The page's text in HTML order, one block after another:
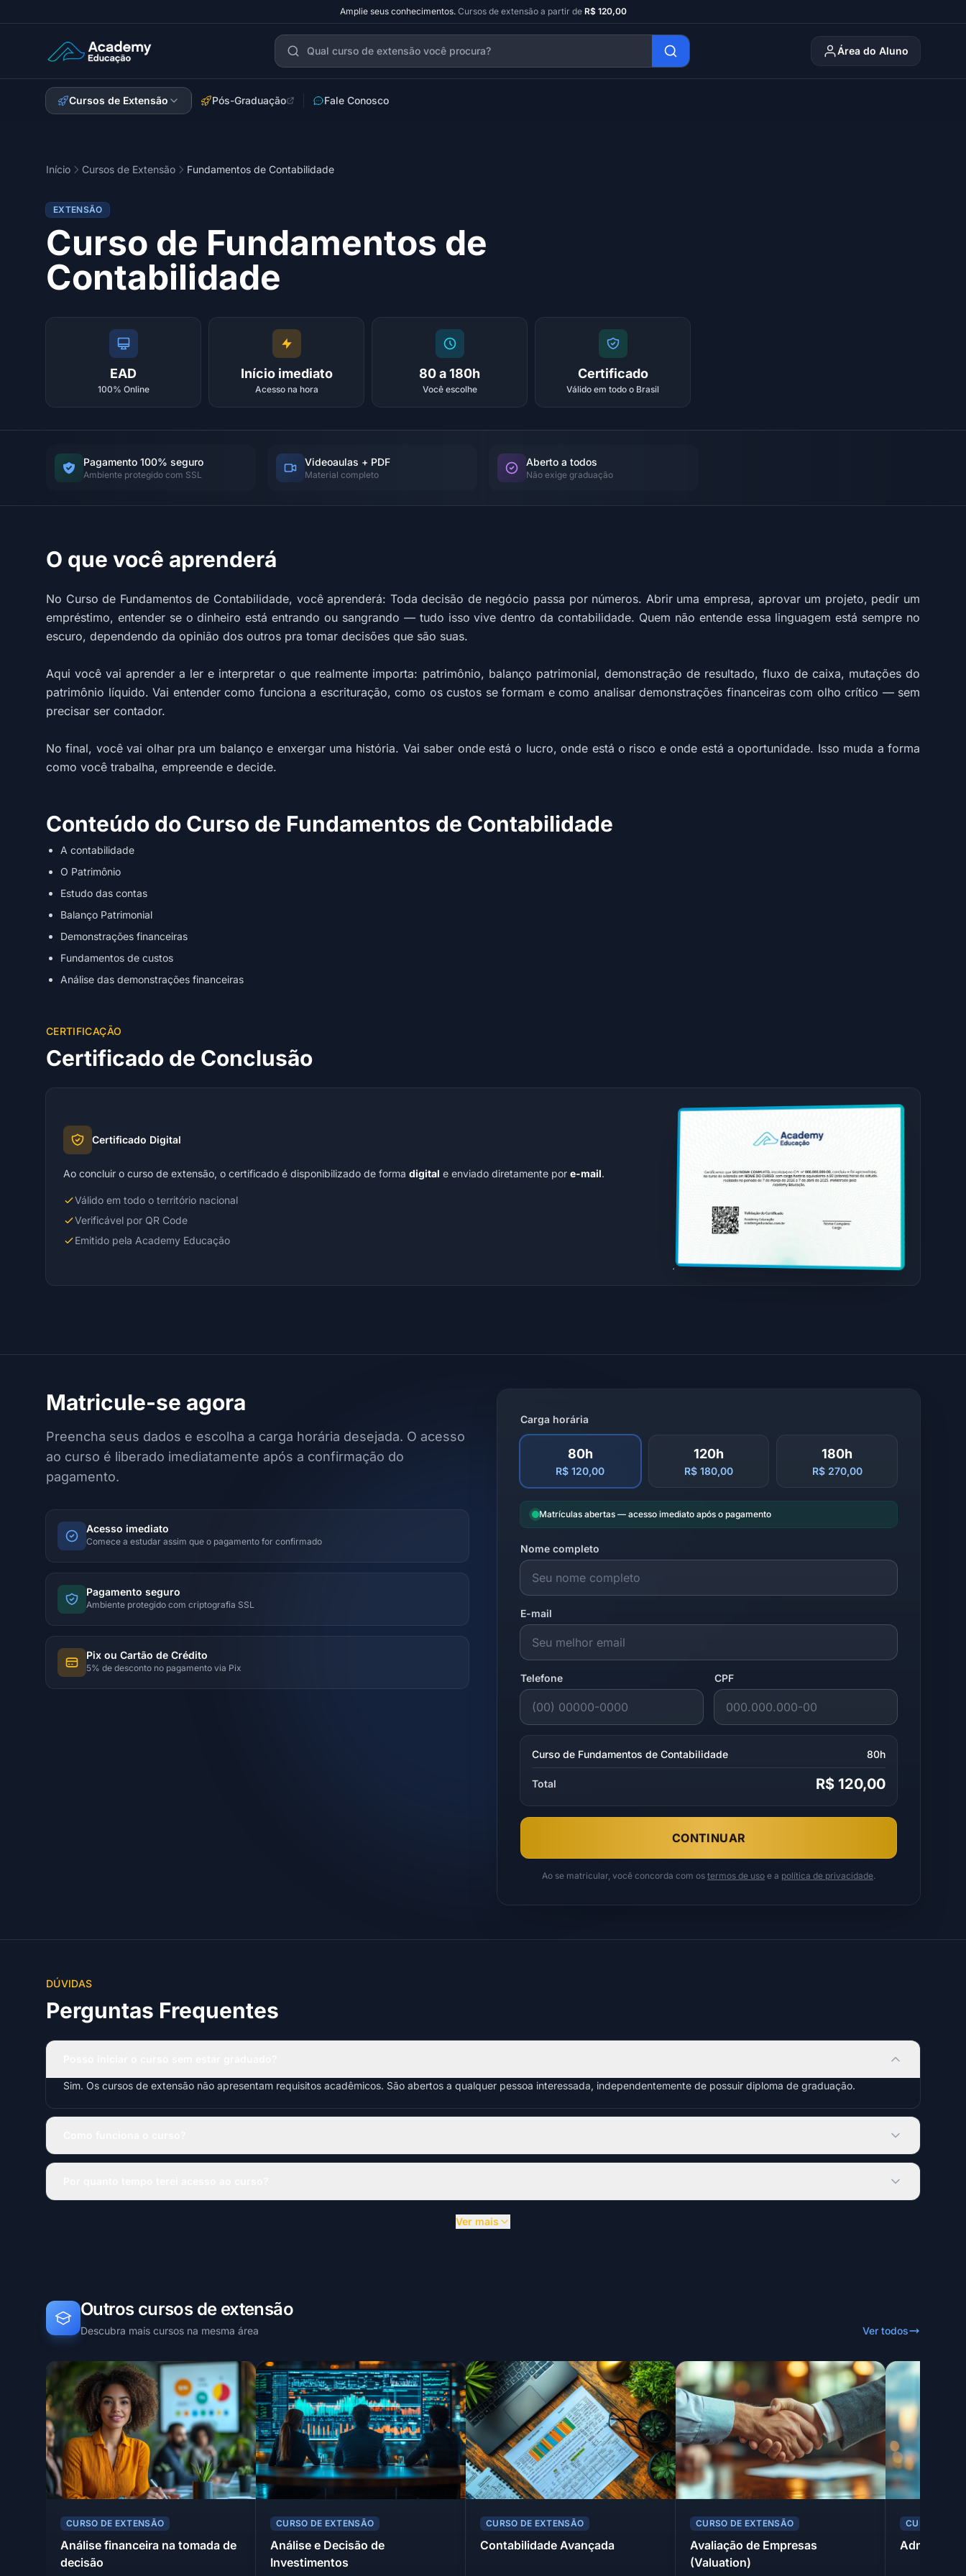
Amplie seus conhecimentos. Cursos de extensão a partir de R$ 120,00
Academy Extensão
Área do Aluno
Cursos de Extensão Pós-Graduação Fale Conosco
Início Cursos de Extensão Fundamentos de Contabilidade
EXTENSÃO
Curso de Fundamentos de
Contabilidade
EAD
100% Online
Início imediato
Acesso na hora
80 a 180h
Você escolhe
Certificado
Válido em todo o Brasil
Pagamento 100% seguro
Ambiente protegido com SSL
Videoaulas + PDF
Material completo
Aberto a todos
Não exige graduação
O que você aprenderá
No Curso de Fundamentos de Contabilidade, você aprenderá: Toda decisão de negócio passa por números. Abrir uma empresa, aprovar um projeto, pedir um
empréstimo, entender se o dinheiro está entrando ou sangrando — tudo isso vive dentro da contabilidade. Quem não entende essa linguagem está sempre no
escuro, dependendo da opinião dos outros pra tomar decisões que são suas.
Aqui você vai aprender a ler e interpretar o que realmente importa: patrimônio, balanço patrimonial, demonstração de resultado, fluxo de caixa, mutações do
patrimônio líquido. Vai entender como funciona a escrituração, como os custos se formam e como analisar demonstrações financeiras com olho crítico — sem
precisar ser contador.
No final, você vai olhar pra um balanço e enxergar uma história. Vai saber onde está o lucro, onde está o risco e onde está a oportunidade. Isso muda a forma
como você trabalha, empreende e decide.
Conteúdo do Curso de Fundamentos de Contabilidade
A contabilidade
O Patrimônio
Estudo das contas
Balanço Patrimonial
Demonstrações financeiras
Fundamentos de custos
Análise das demonstrações financeiras
CERTIFICAÇÃO
Certificado de Conclusão
Certificado Digital
Ao concluir o curso de extensão, o certificado é disponibilizado de forma digital e enviado diretamente por e-mail.
Válido em todo o território nacional
Verificável por QR Code
Emitido pela Academy Educação
Matricule-se agora
Preencha seus dados e escolha a carga horária desejada. O acesso
ao curso é liberado imediatamente após a confirmação do
pagamento.
Acesso imediato
Comece a estudar assim que o pagamento for confirmado
Pagamento seguro
Ambiente protegido com criptografia SSL
Pix ou Cartão de Crédito
5% de desconto no pagamento via Pix
Carga horária
80h
R$ 120,00
120h
R$ 180,00
180h
R$ 270,00
Matrículas abertas — acesso imediato após o pagamento
Nome completo
E-mail
Telefone CPF
Curso de Fundamentos de Contabilidade 80h
Total R$ 120,00
CONTINUAR
Ao se matricular, você concorda com os termos de uso e a política de privacidade.
DÚVIDAS
Perguntas Frequentes
Sim. Os cursos de extensão não apresentam requisitos acadêmicos. São abertos a qualquer pessoa interessada, independentemente de possuir diploma de graduação.
Ver mais
Outros cursos de extensão
Descubra mais cursos na mesma área Ver todos
CURSO DE EXTENSÃO
Análise financeira na tomada de
decisão
CURSO DE EXTENSÃO
Análise e Decisão de
Investimentos
CURSO DE EXTENSÃO
Contabilidade Avançada
CURSO DE EXTENSÃO
Avaliação de Empresas
(Valuation)
CURSO DE